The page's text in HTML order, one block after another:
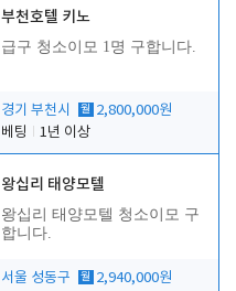
부천호텔 키노
급구 청소이모 1명 구합니다.
경기 부천시 월 2,800,000원
베팅
1년 이상
왕십리 태양모텔
왕십리 태양모텔 청소이모 구
합니다.
서울 성동구 월 2,940,000원